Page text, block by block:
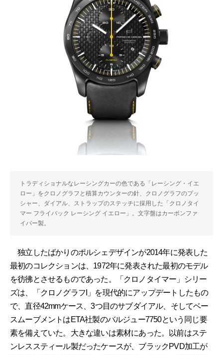
トラディショナルなレーシングカーの色である「レーシング・イエ
ロー」をクロノグラフと積算カウンターの針、クロノグラフのプッ
シャー、ダイアル、ストラップのステッチに採用した「クロノタイ
マー フライバック レーシング イエロー」。文字盤はカーボンファ
イバー製。
独立したばかりのポルシェデザインが2014年に発表した
最初のコレクションは、1972年に発表された最初のモデル
を彷彿とさせるものであった。「クロノタイマー」シリー
ズは、「クロノグラフI」を現代的にアップデートしたもの
で、直径42mmケース、3つ目のサブダイアル、そしてベー
スムーブメントはETA社製のバルジュー7750という同じ要
素を備えていた。大きな違いは素材にあった。以前はステ
ンレススティール製だったケースが、ブラックPVD加工が